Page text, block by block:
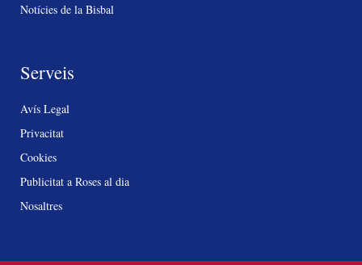
Notícies de la Bisbal
Serveis
Avís Legal
Privacitat
Cookies
Publicitat a Roses al dia
Nosaltres